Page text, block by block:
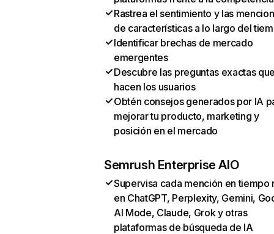
Rastrea el sentimiento y las
de características a lo largo del
Identificar brechas de mercado
emergentes
Descubre las preguntas exactas
hacen los usuarios
Obtén consejos generados por IA
mejorar tu producto, marketing y
posición en el mercado
Semrush Enterprise AIO
Supervisa cada mención en tiempo
en ChatGPT, Perplexity, Gemini,
AI Mode, Claude, Grok y otras
plataformas de búsqueda de IA